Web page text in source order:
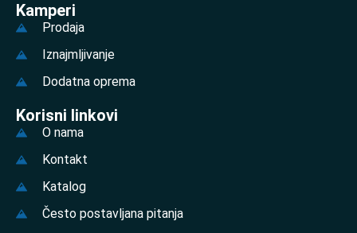
Kamperi
Prodaja
Iznajmljivanje
Dodatna oprema
Korisni linkovi
O nama
Kontakt
Katalog
Često postavljana pitanja